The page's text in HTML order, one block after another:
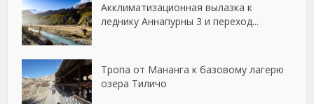
Акклиматизационная вылазка к
леднику Аннапурны 3 и переход...
Тропа от Мананга к базовому лагерю
озера Тиличо